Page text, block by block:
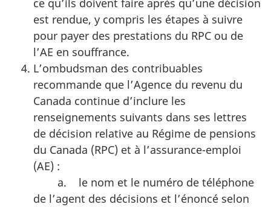
ce qu’ils doivent faire après qu’une décision
est rendue, y compris les étapes à suivre
pour payer des prestations du RPC ou de
l’AE en souffrance.
L’ombudsman des contribuables
recommande que l’Agence du revenu du
Canada continue d’inclure les
renseignements suivants dans ses lettres
de décision relative au Régime de pensions
du Canada (RPC) et à l’assurance-emploi
(AE) :
a. le nom et le numéro de téléphone
de l’agent des décisions et l’énoncé selon